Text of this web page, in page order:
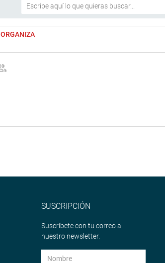
ORGANIZA
SUSCRIPCIÓN
Suscríbete con tu correo a
nuestro newsletter.